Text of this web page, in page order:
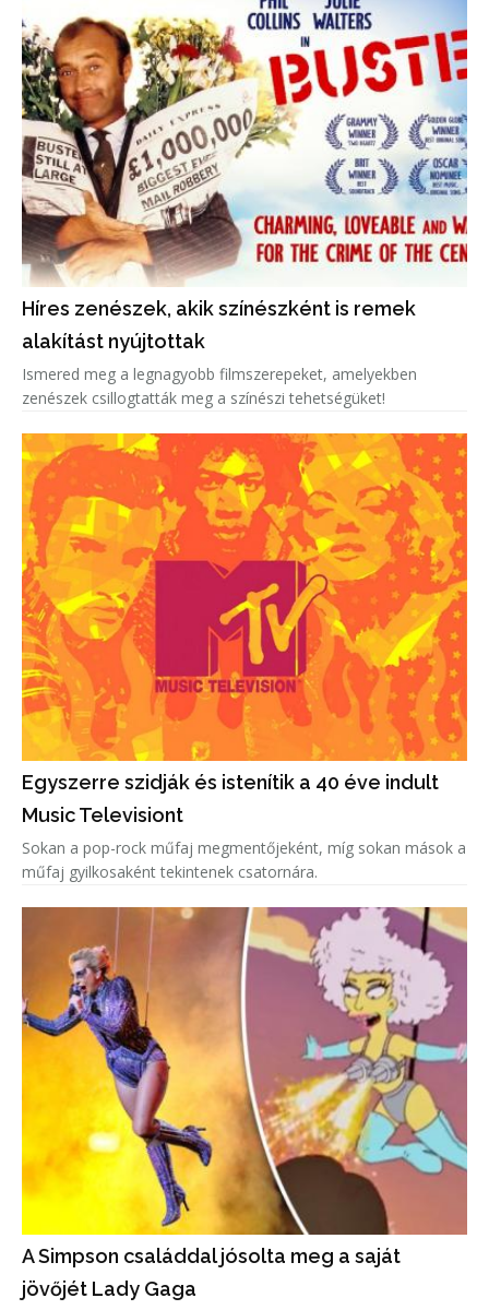
Híres zenészek, akik színészként is remek
alakítást nyújtottak
Ismered meg a legnagyobb filmszerepeket, amelyekben
zenészek csillogtatták meg a színészi tehetségüket!
Egyszerre szidják és istenítik a 40 éve indult
Music Televisiont
Sokan a pop-rock műfaj megmentőjeként, míg sokan mások a
műfaj gyilkosaként tekintenek csatornára.
A Simpson családdal jósolta meg a saját
jövőjét Lady Gaga